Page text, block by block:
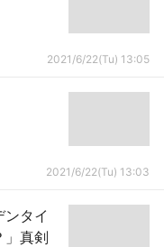
2021/6/22(Tu) 13:05
2021/6/22(Tu) 13:03
ンタイ
」真剣